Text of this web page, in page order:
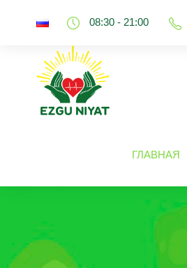
08:30 - 21:00
ГЛАВНАЯ